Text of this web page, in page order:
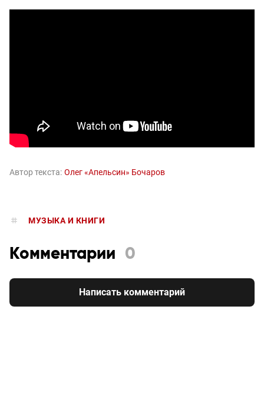
Автор текста: Олег «Апельсин» Бочаров
МУЗЫКА И КНИГИ
Комментарии 0
Написать комментарий